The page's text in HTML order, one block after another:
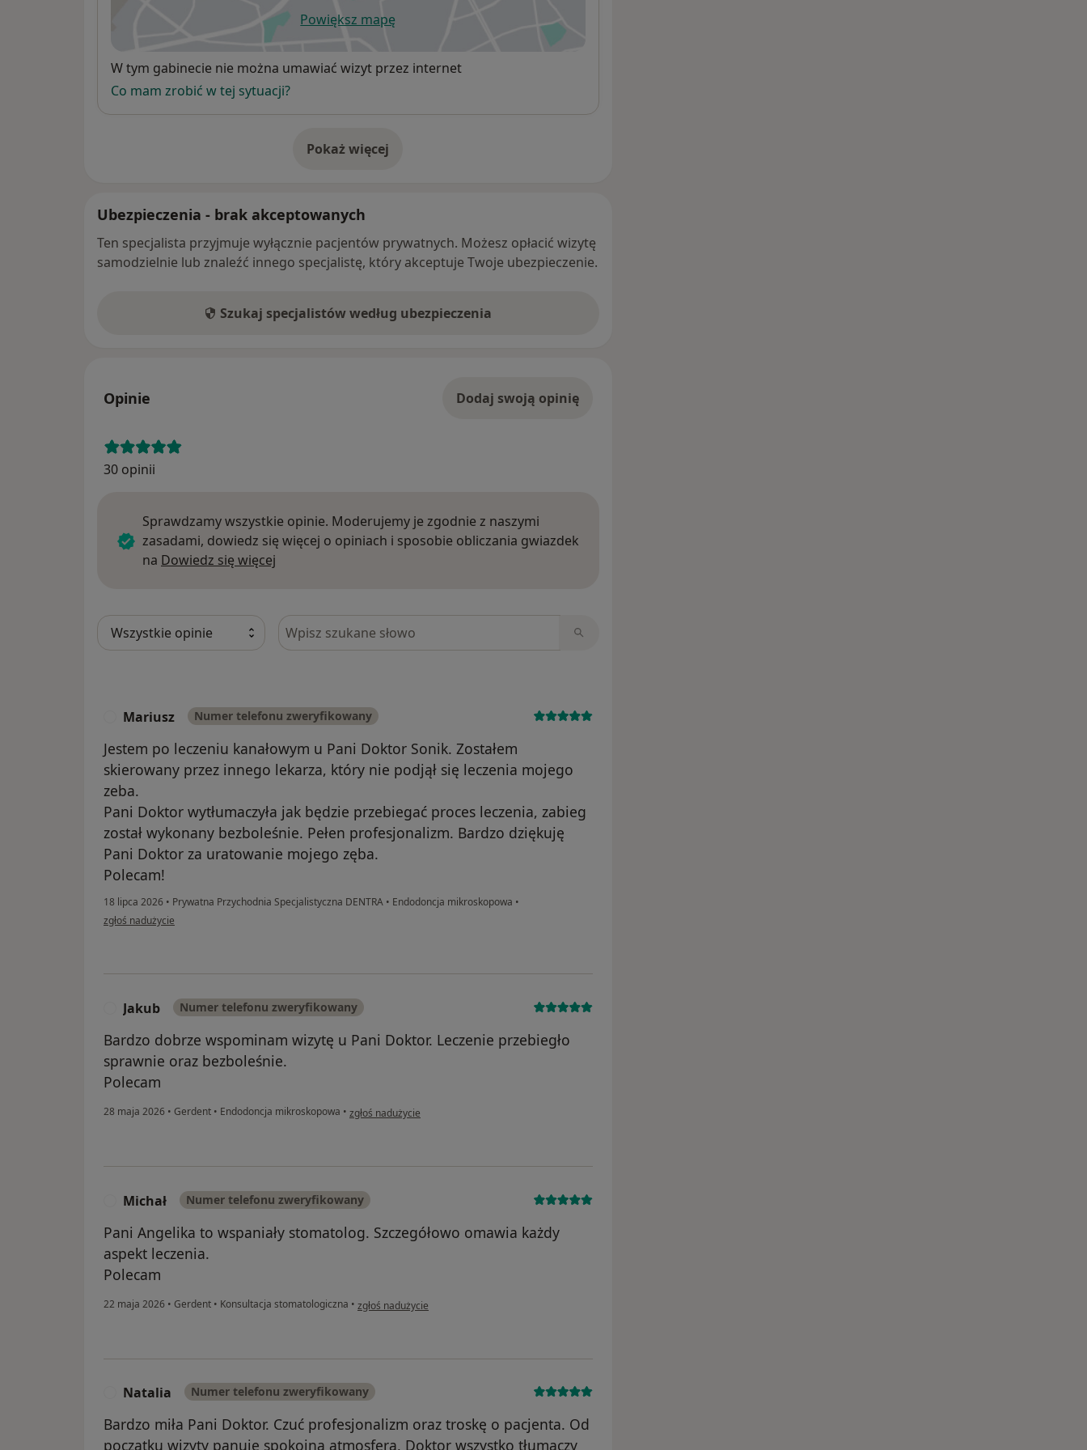
Powiększ mapęotwiera się w nowej karcie
Dostępność
W tym gabinecie nie można umawiać wizyt przez internet
Co mam zrobić w tej sytuacji?
Pokaż więcej
o adresie
Ubezpieczenia - brak akceptowanych
Ten specjalista przyjmuje wyłącznie pacjentów prywatnych. Możesz opłacić wizytę
samodzielnie lub znaleźć innego specjalistę, który akceptuje Twoje ubezpieczenie.
Szukaj specjalistów według ubezpieczenia
Opinie Dodaj swoją opinię
30 opinii
Sprawdzamy wszystkie opinie. Moderujemy je zgodnie z naszymi
zasadami, dowiedz się więcej o opiniach i sposobie obliczania gwiazdek
na Dowiedz się więcej
Szukaj w opiniach
Mariusz Numer telefonu zweryfikowany
Jestem po leczeniu kanałowym u Pani Doktor Sonik. Zostałem
skierowany przez innego lekarza, który nie podjął się leczenia mojego
zeba.
Pani Doktor wytłumaczyła jak będzie przebiegać proces leczenia, zabieg
został wykonany bezboleśnie. Pełen profesjonalizm. Bardzo dziękuję
Pani Doktor za uratowanie mojego zęba.
Polecam!
18 lipca 2026 • Prywatna Przychodnia Specjalistyczna DENTRA • Endodoncja mikroskopowa •
w opinii użytkownika Mariusz
zgłoś nadużycie
Jakub Numer telefonu zweryfikowany
Bardzo dobrze wspominam wizytę u Pani Doktor. Leczenie przebiegło
sprawnie oraz bezboleśnie.
Polecam
28 maja 2026 • Gerdent • Endodoncja mikroskopowa • w opinii użytkownika Jakub
zgłoś nadużycie
Michał Numer telefonu zweryfikowany
Pani Angelika to wspaniały stomatolog. Szczegółowo omawia każdy
aspekt leczenia.
Polecam
22 maja 2026 • Gerdent • Konsultacja stomatologiczna • w opinii użytkownika Michał
zgłoś nadużycie
Natalia Numer telefonu zweryfikowany
Bardzo miła Pani Doktor. Czuć profesjonalizm oraz troskę o pacjenta. Od
początku wizyty panuje spokojna atmosfera, Doktor wszystko tłumaczy